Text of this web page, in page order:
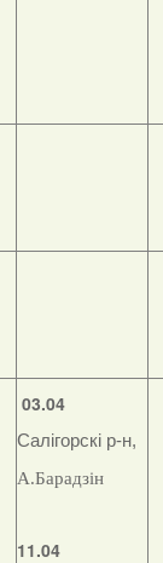
03.04
Салігорскі р-н,
А.Барадзін
11.04